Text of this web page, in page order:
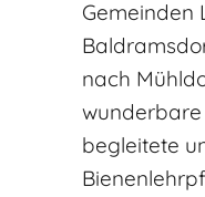
Gemeinden
nach
begleitete